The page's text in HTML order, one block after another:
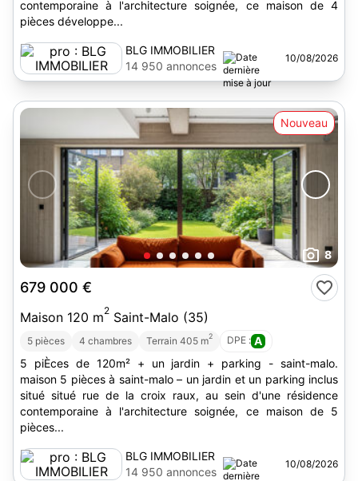
contemporaine à l'architecture soignée, ce maison de 4
pièces développe...
BLG IMMOBILIER
14 950 annonces
10/08/2026
Nouveau
8
679 000 €
Maison 120 m2 Saint-Malo (35)
5 pièces 4 chambres Terrain 405 m2 DPE : A
5 piÈces de 120m² + un jardin + parking - saint-malo.
maison 5 pièces à saint-malo – un jardin et un parking inclus
situé situé rue de la croix raux, au sein d'une résidence
contemporaine à l'architecture soignée, ce maison de 5
pièces...
BLG IMMOBILIER
14 950 annonces
10/08/2026